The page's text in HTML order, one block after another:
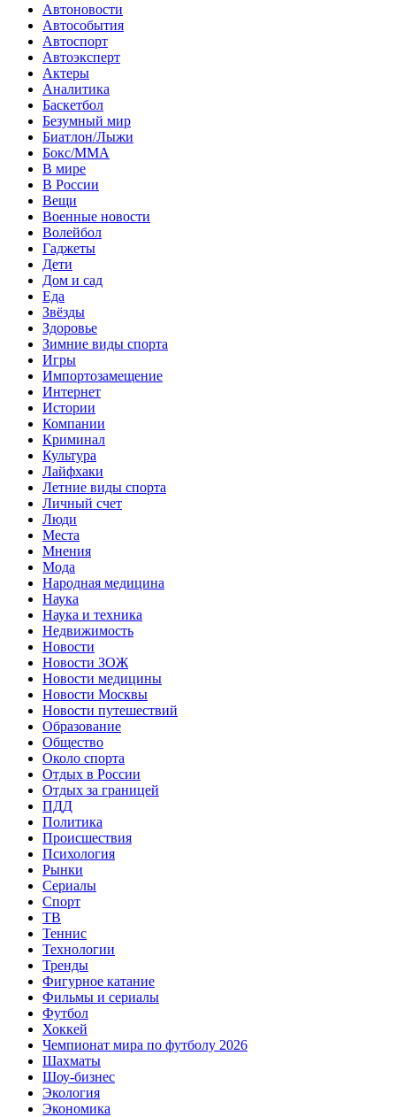
Автоновости
Автособытия
Автоспорт
Автоэксперт
Актеры
Аналитика
Баскетбол
Безумный мир
Биатлон/Лыжи
Бокс/MMA
В мире
В России
Вещи
Военные новости
Волейбол
Гаджеты
Дети
Дом и сад
Еда
Звёзды
Здоровье
Зимние виды спорта
Игры
Импортозамещение
Интернет
Истории
Компании
Криминал
Культура
Лайфхаки
Летние виды спорта
Личный счет
Люди
Места
Мнения
Мода
Народная медицина
Наука
Наука и техника
Недвижимость
Новости
Новости ЗОЖ
Новости медицины
Новости Москвы
Новости путешествий
Образование
Общество
Около спорта
Отдых в России
Отдых за границей
ПДД
Политика
Происшествия
Психология
Рынки
Сериалы
Спорт
ТВ
Теннис
Технологии
Тренды
Фигурное катание
Фильмы и сериалы
Футбол
Хоккей
Чемпионат мира по футболу 2026
Шахматы
Шоу-бизнес
Экология
Экономика